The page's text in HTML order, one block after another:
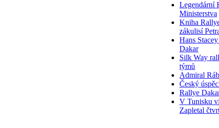
Legendární
Ministerstva
Kniha
zákulisí
Hans
Dakar
Silk Way
týmů
Admiral
Český
Rallye
V Tunisku
Zapletal